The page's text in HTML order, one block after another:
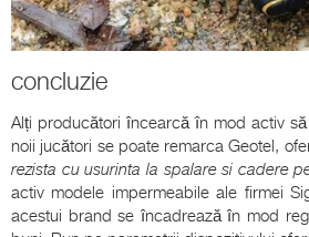
concluzie
Alți producători încearcă în mod activ
noii jucători se poate remarca Geotel,
rezista cu usurinta la spalare si cadere
activ modele impermeabile ale firmei
acestui brand se încadrează în mod